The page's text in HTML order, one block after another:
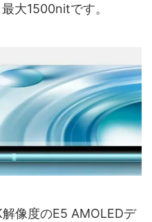
大1500nitです。
像度のE5 AMOLEDデ